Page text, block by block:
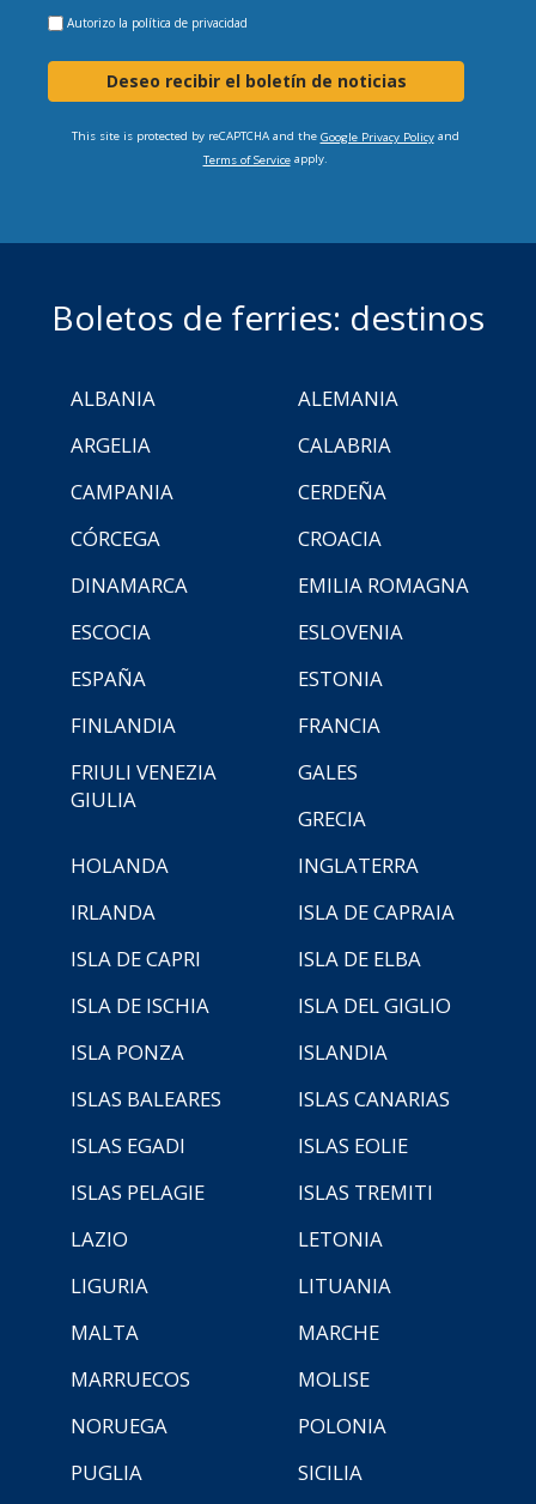
Autorizo la política de privacidad
Deseo recibir el boletín de noticias
This site is protected by reCAPTCHA and the Google Privacy Policyand
Terms of Serviceapply.
Boletos de ferries: destinos
ALBANIA
ALEMANIA
ARGELIA
CALABRIA
CAMPANIA
CERDEÑA
CÓRCEGA
CROACIA
DINAMARCA
EMILIA ROMAGNA
ESCOCIA
ESLOVENIA
ESPAÑA
ESTONIA
FINLANDIA
FRANCIA
FRIULI VENEZIA
GIULIA
GALES
GRECIA
HOLANDA
INGLATERRA
IRLANDA
ISLA DE CAPRAIA
ISLA DE CAPRI
ISLA DE ELBA
ISLA DE ISCHIA
ISLA DEL GIGLIO
ISLA PONZA
ISLANDIA
ISLAS BALEARES
ISLAS CANARIAS
ISLAS EGADI
ISLAS EOLIE
ISLAS PELAGIE
ISLAS TREMITI
LAZIO
LETONIA
LIGURIA
LITUANIA
MALTA
MARCHE
MARRUECOS
MOLISE
NORUEGA
POLONIA
PUGLIA
SICILIA